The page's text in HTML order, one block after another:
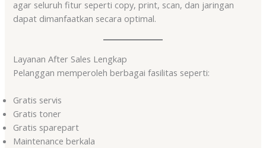
agar seluruh fitur seperti copy, print, scan, dan jaringan
dapat dimanfaatkan secara optimal.
Layanan After Sales Lengkap
Pelanggan memperoleh berbagai fasilitas seperti:
Gratis servis
Gratis toner
Gratis sparepart
Maintenance berkala